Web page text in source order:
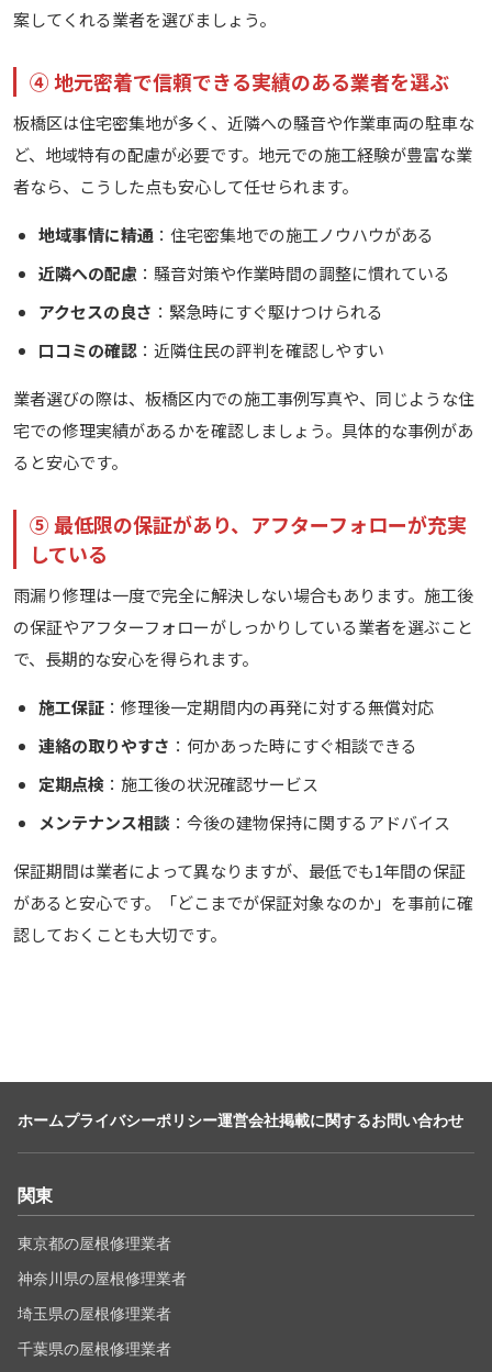
案してくれる業者を選びましょう。
④ 地元密着で信頼できる実績のある業者を選ぶ
板橋区は住宅密集地が多く、近隣への騒音や作業車両の駐車な
ど、地域特有の配慮が必要です。地元での施工経験が豊富な業
者なら、こうした点も安心して任せられます。
地域事情に精通 ：住宅密集地での施工ノウハウがある
近隣への配慮 ：騒音対策や作業時間の調整に慣れている
アクセスの良さ ：緊急時にすぐ駆けつけられる
口コミの確認：近隣住民の評判を確認しやすい
業者選びの際は、板橋区内での施工事例写真や、同じような住
宅での修理実績があるかを確認しましょう。具体的な事例があ
ると安心です。
⑤ 最低限の保証があり、アフターフォローが充実
している
雨漏り修理は一度で完全に解決しない場合もあります。施工後
の保証やアフターフォローがしっかりしている業者を選ぶこと
で、長期的な安心を得られます。
施工保証：修理後一定期間内の再発に対する無償対応
連絡の取りやすさ ：何かあった時にすぐ相談できる
定期点検：施工後の状況確認サービス
メンテナンス相談 ：今後の建物保持に関するアドバイス
保証期間は業者によって異なりますが、最低でも1年間の保証
があると安心です。「どこまでが保証対象なのか」を事前に確
認しておくことも大切です。
ホームプライバシーポリシー運営会社掲載に関するお問い合わせ
関東
東京都の屋根修理業者
神奈川県の屋根修理業者
埼玉県の屋根修理業者
千葉県の屋根修理業者